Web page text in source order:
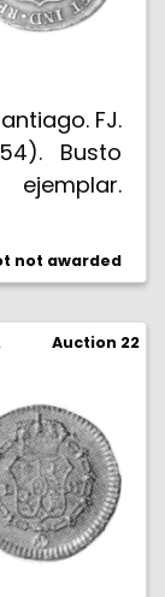
FJ.
Busto
not awarded
Auction 22